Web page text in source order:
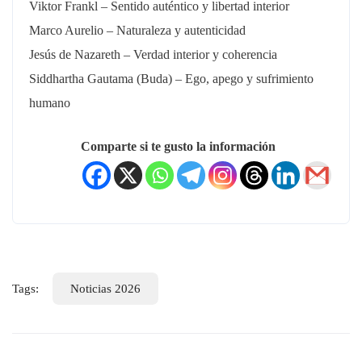
Viktor Frankl – Sentido auténtico y libertad interior
Marco Aurelio – Naturaleza y autenticidad
Jesús de Nazareth – Verdad interior y coherencia
Siddhartha Gautama (Buda) – Ego, apego y sufrimiento
humano
Comparte si te gusto la información
Tags: Noticias 2026